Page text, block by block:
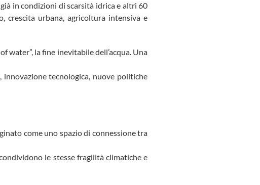
in condizioni di scarsità idrica e altri 60
crescita urbana, agricoltura intensiva e
water”, la fine inevitabile dell’acqua. Una
innovazione tecnologica, nuove politiche
come uno spazio di connessione tra
le stesse fragilità climatiche e